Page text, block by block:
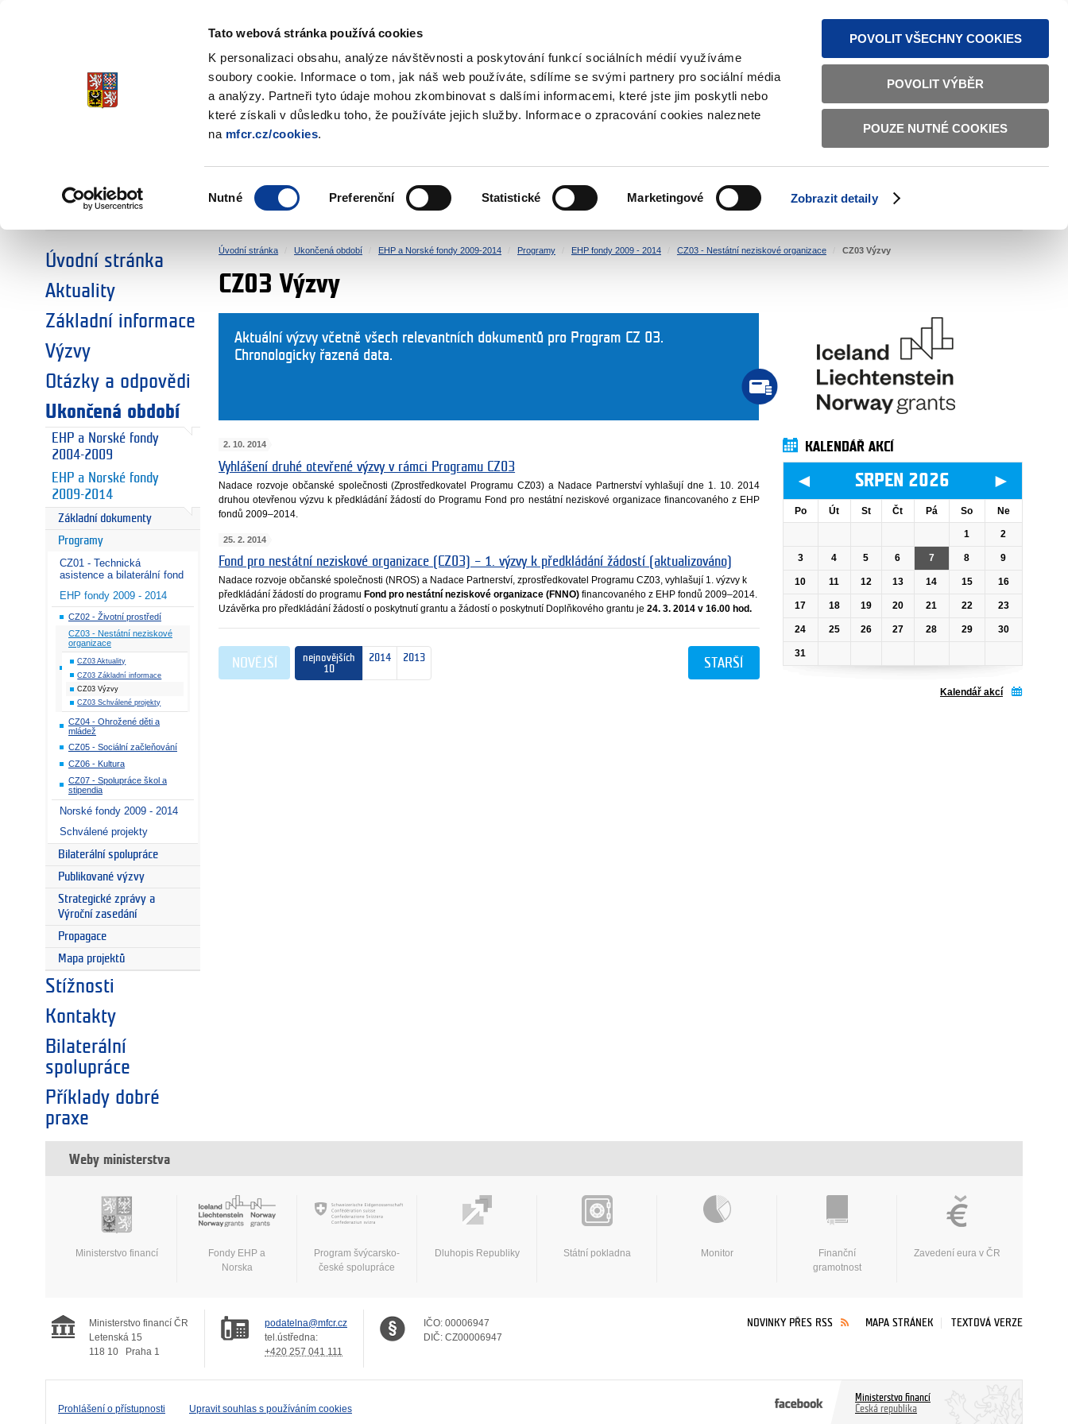
Tato webová stránka používá cookies
K personalizaci obsahu, analýze návštěvnosti a poskytování funkcí sociálních médií využíváme
soubory cookie. Informace o tom, jak náš web používáte, sdílíme se svými partnery pro sociální média
a analýzy. Partneři tyto údaje mohou zkombinovat s dalšími informacemi, které jste jim poskytli nebo
které získali v důsledku toho, že používáte jejich služby. Informace o zpracování cookies naleznete
na mfcr.cz/cookies.
souhlasu
Nutné Preferenční Statistické Marketingové Zobrazit detaily
POVOLIT VŠECHNY COOKIES
POVOLIT VÝBĚR
POUZE NUTNÉ COOKIES
TEXTOVÁ VERZE ČESKY ENGLISH
Fondy EHP a Norska
ZVOLTE SI OBLAST:
SOCIÁLNÍ DIALOG ŽIVOTNÍ PROSTŘEDÍ LIDSKÁ PRÁVA SPRAVEDLNOST VNITŘNÍ VĚCI BILATERÁLNÍ SPOLUPRÁCE
Úvodní stránka
Aktuality
Základní informace
Výzvy
Otázky a odpovědi
Ukončená období
EHP a Norské fondy
2004-2009
EHP a Norské fondy
2009-2014
Základní dokumenty
Programy
CZ01 - Technická
asistence a bilaterální fond
EHP fondy 2009 - 2014
CZ02 - Životní prostředí
CZ03 - Nestátní neziskové
organizace
CZ03 Aktuality
CZ03 Základní informace
CZ03 Výzvy
CZ03 Schválené projekty
CZ04 - Ohrožené děti a
mládež
CZ05 - Sociální začleňování
CZ06 - Kultura
CZ07 - Spolupráce škol a
stipendia
Norské fondy 2009 - 2014
Schválené projekty
Bilaterální spolupráce
Publikované výzvy
Strategické zprávy a
Výroční zasedání
Propagace
Mapa projektů
Stížnosti
Kontakty
Bilaterální
spolupráce
Příklady dobré
praxe
Úvodní stránka Ukončená období EHP a Norské fondy 2009-2014 Programy EHP fondy 2009 - 2014 CZ03 - Nestátní neziskové organizace CZ03 Výzvy
CZ03 Výzvy
Aktuální výzvy včetně všech relevantních dokumentů pro Program CZ 03.
Chronologicky řazená data.
2. 10. 2014
Vyhlášení druhé otevřené výzvy v rámci Programu CZ03
Nadace rozvoje občanské společnosti (Zprostředkovatel Programu CZ03) a Nadace Partnerství vyhlašují dne 1. 10. 2014
druhou otevřenou výzvu k předkládání žádostí do Programu Fond pro nestátní neziskové organizace financovaného z EHP
fondů 2009–2014.
25. 2. 2014
Fond pro nestátní neziskové organizace (CZ03) – 1. výzvy k předkládání žádostí (aktualizováno)
Nadace rozvoje občanské společnosti (NROS) a Nadace Partnerství, zprostředkovatel Programu CZ03, vyhlašují 1. výzvy k
předkládání žádostí do programu Fond pro nestátní neziskové organizace (FNNO)financovaného z EHP fondů 2009–2014.
Uzávěrka pro předkládání žádostí o poskytnutí grantu a žádostí o poskytnutí Doplňkového grantu je24. 3. 2014 v 16.00 hod.
nejnovějších
10
2014 2013
NOVĚJŠÍ STARŠÍ
KALENDÁŘ AKCÍ
◄ SRPEN 2026 ►
Po Út St Čt Pá So Ne
1 2
3 4 5 6 7 8 9
10 11 12 13 14 15 16
17 18 19 20 21 22 23
24 25 26 27 28 29 30
31
Kalendář akcí
Weby ministerstva
Ministerstvo financí
Fondy EHP a
Norska
Program švýcarsko-
české spolupráce
Dluhopis Republiky Státní pokladna Monitor
Finanční
gramotnost
Zavedení eura v ČR
Ministerstvo financí ČR
Letenská 15
118 10
Praha 1
podatelna@mfcr.cz
tel.ústředna:
+420 257 041 111
IČO: 00006947
DIČ: CZ00006947
NOVINKY PŘES RSS MAPA STRÁNEK TEXTOVÁ VERZE
Prohlášení o přístupnosti Upravit souhlas s používáním cookies
Ministerstvo financí
Česká republika